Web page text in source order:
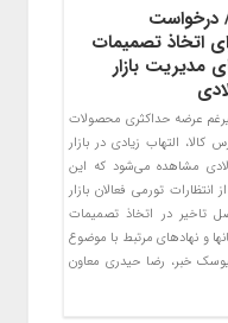
درخواست
اتخاذ تصمیمات
مدیریت بازار
عرضه حداکثری محصولات
کالا، التهاب زیادی در بازار
مشاهده می‌شود که این
انتظارات تورمی فعالان بازار
تاخیر در اتخاذ تصمیمات
و نهادهای مرتبط با موضوع
خبر، رضا حیدری معاون